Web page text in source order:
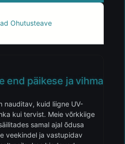
Ohutusteave
end päikese ja vihma
nauditav, kuid liigne UV-
kui tervist. Meie võrkkiige
samal ajal õdusa
veekindel ja vastupidav